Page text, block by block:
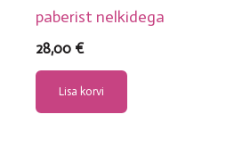
paberist nelkidega
28,00 €
Lisa korvi